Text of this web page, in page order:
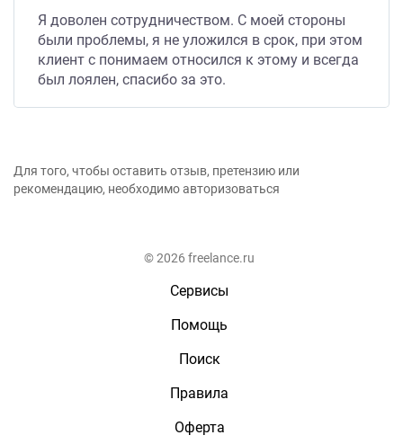
Я доволен сотрудничеством. С моей стороны
были проблемы, я не уложился в срок, при этом
клиент с понимаем относился к этому и всегда
был лоялен, спасибо за это.
Для того, чтобы оставить отзыв, претензию или
рекомендацию, необходимо авторизоваться
© 2026 freelance.ru
Сервисы
Помощь
Поиск
Правила
Оферта